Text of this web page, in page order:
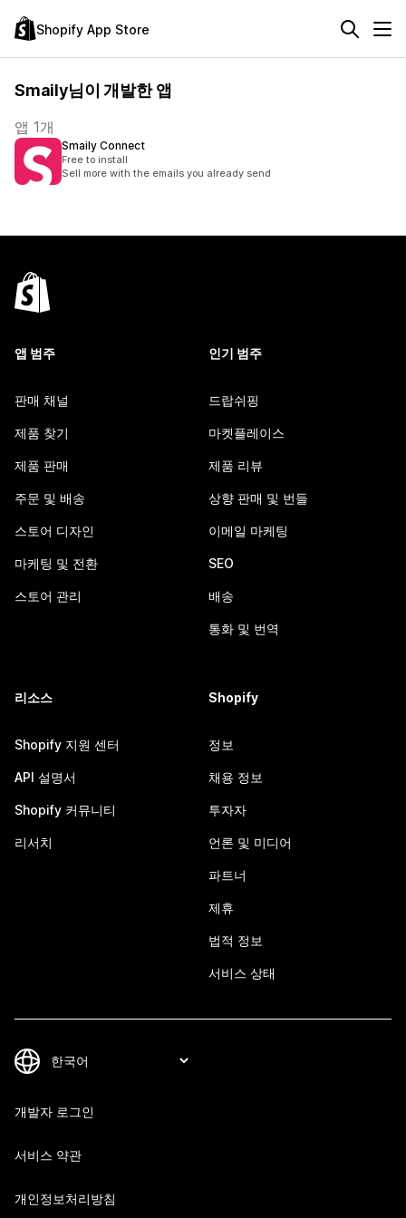
Shopify App Store
Smaily님이 개발한 앱
앱 1개
Smaily Connect
Free to install
Sell more with the emails you already send
앱 범주
판매 채널
제품 찾기
제품 판매
주문 및 배송
스토어 디자인
마케팅 및 전환
스토어 관리
인기 범주
드랍쉬핑
마켓플레이스
제품 리뷰
상향 판매 및 번들
이메일 마케팅
SEO
배송
통화 및 번역
리소스
Shopify 지원 센터
API 설명서
Shopify 커뮤니티
리서치
Shopify
정보
채용 정보
투자자
언론 및 미디어
파트너
제휴
법적 정보
서비스 상태
개발자 로그인
서비스 약관
개인정보처리방침